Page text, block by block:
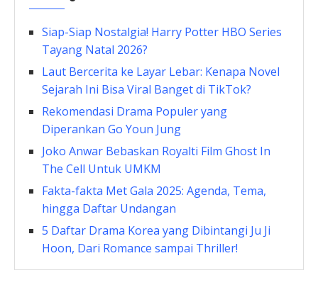
Siap-Siap Nostalgia! Harry Potter HBO Series
Tayang Natal 2026?
Laut Bercerita ke Layar Lebar: Kenapa Novel
Sejarah Ini Bisa Viral Banget di TikTok?
Rekomendasi Drama Populer yang
Diperankan Go Youn Jung
Joko Anwar Bebaskan Royalti Film Ghost In
The Cell Untuk UMKM
Fakta-fakta Met Gala 2025: Agenda, Tema,
hingga Daftar Undangan
5 Daftar Drama Korea yang Dibintangi Ju Ji
Hoon, Dari Romance sampai Thriller!